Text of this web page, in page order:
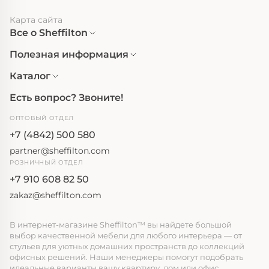
Карта сайта
Все о Sheffilton
Полезная информация
Каталог
Есть вопрос? Звоните!
ОПТОВЫЙ ОТДЕЛ
+7 (4842) 500 580
partner@sheffilton.com
РОЗНИЧНЫЙ ОТДЕЛ
+7 910 608 82 50
zakaz@sheffilton.com
В интернет-магазине Sheffilton™ вы найдете большой
выбор качественной мебели для любого интерьера — от
стульев для уютных домашних пространств до коллекций
офисных решений. Наши менеджеры помогут подобрать